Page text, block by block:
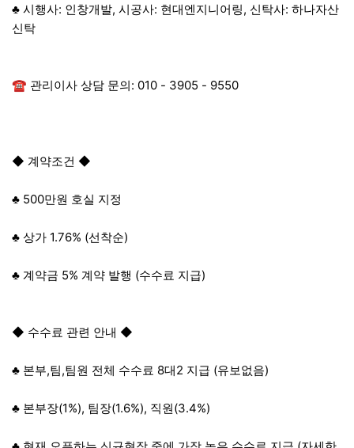
♣ 시행사: 인창개발, 시공사: 현대엔지니어링, 신탁사: 하나자산
신탁
☎ 관리이사 상담 문의: 010 - 3905 - 9550
◆ 계약조건 ◆
♣ 500만원 호실 지정
♣ 상가 1.76% (선착순)
♣ 계약금 5% 계약 발행 (수수료 지급)
◆ 수수료 관련 안내 ◆
♣ 본부,팀,팀원 전체 수수료 8대2 지급 (유보없음)
♣ 본부장(1%), 팀장(1.6%), 직원(3.4%)